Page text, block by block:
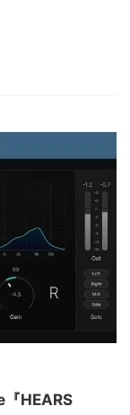
HEARS